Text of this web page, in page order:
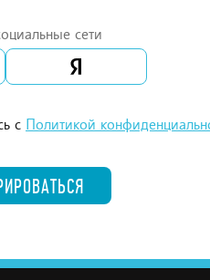
сети
с Политикой